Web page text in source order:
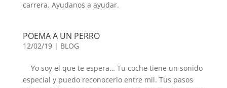
carrera. Ayudanos a ayudar.
POEMA A UN PERRO
12/02/19| BLOG
Yo soy el que te espera… Tu coche tiene un sonido
especial y puedo reconocerlo entre mil. Tus pasos